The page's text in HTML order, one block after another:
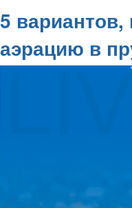
5 вариантов,
аэрацию в